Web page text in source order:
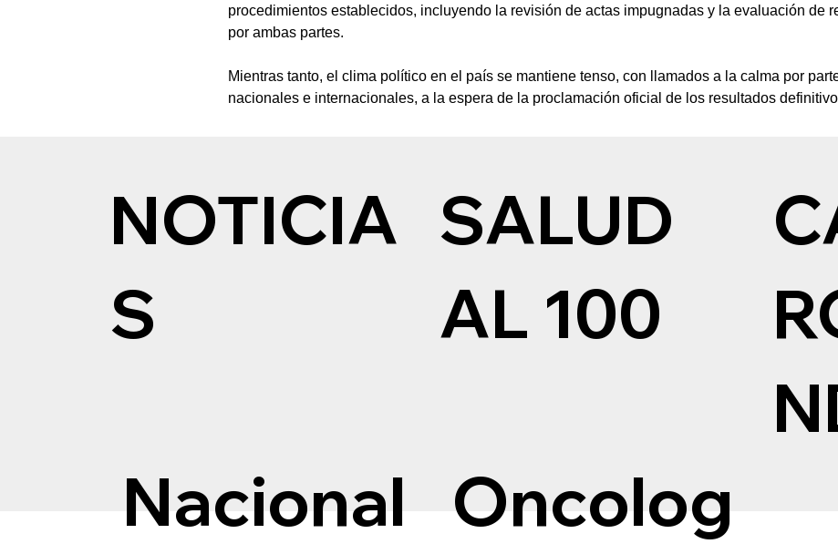
procedimientos establecidos, incluyendo la revisión de actas impugnadas y la evaluación de
por ambas partes.
Mientras tanto, el clima político en el país se mantiene tenso, con llamados a la calma por
nacionales e internacionales, a la espera de la proclamación oficial de los resultados
NOTICIA
S
Nacional
SALUD
AL 100
Oncolog